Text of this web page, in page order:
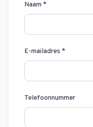
Naam *
E-mailadres *
Telefoonnummer